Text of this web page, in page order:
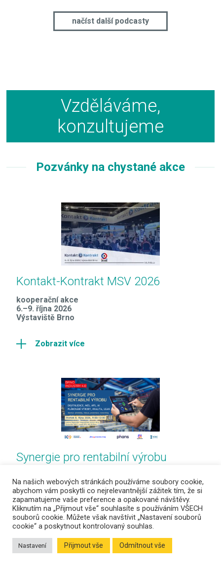
načíst další podcasty
Vzděláváme,
konzultujeme
Pozvánky na chystané akce
Kontakt-Kontrakt MSV 2026
kooperační akce
6.–9. října 2026
Výstaviště Brno
Zobrazit více
Synergie pro rentabilní výrobu
meetup | seminář, přednáška, networking, diskuse
budova RHKB
Zobrazit více
Na našich webových stránkách používáme soubory cookie,
abychom vám poskytli co nejrelevantnější zážitek tím, že si
zapamatujeme vaše preference a opakované návštěvy.
Kliknutím na „Přijmout vše“ souhlasíte s používáním VŠECH
souborů cookie. Můžete však navštívit „Nastavení souborů
cookie“ a poskytnout kontrolovaný souhlas.
Nastavení Přijmout vše Odmítnout vše